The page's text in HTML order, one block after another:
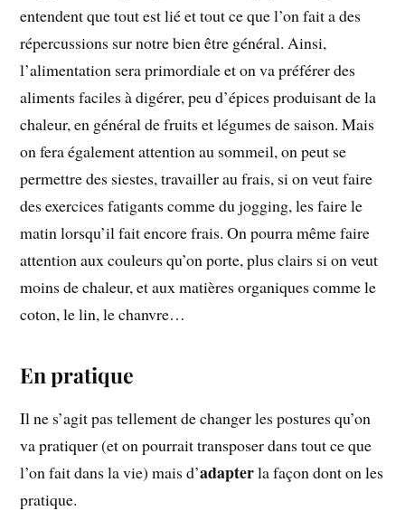
entendent que tout est lié et tout ce que l’on fait a des
répercussions sur notre bien être général. Ainsi,
l’alimentation sera primordiale et on va préférer des
aliments faciles à digérer, peu d’épices produisant de la
chaleur, en général de fruits et légumes de saison. Mais
on fera également attention au sommeil, on peut se
permettre des siestes, travailler au frais, si on veut faire
des exercices fatigants comme du jogging, les faire le
matin lorsqu’il fait encore frais. On pourra même faire
attention aux couleurs qu’on porte, plus clairs si on veut
moins de chaleur, et aux matières organiques comme le
coton, le lin, le chanvre…
En pratique
Il ne s’agit pas tellement de changer les postures qu’on
va pratiquer (et on pourrait transposer dans tout ce que
l’on fait dans la vie) mais d’adapterla façon dont on les
pratique.